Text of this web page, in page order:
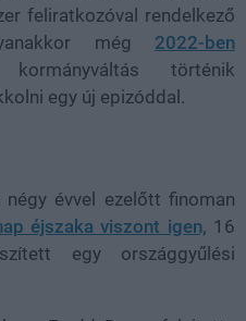
feliratkozóval rendelkező
még 2022-ben
történik
egy új epizóddal.
évvel ezelőtt finoman
éjszaka viszont igen, 16
egy országgyűlési